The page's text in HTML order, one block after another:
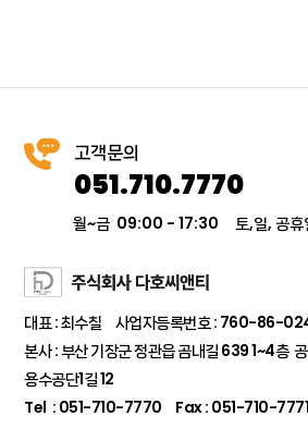
대표 : 최수칠 사업자등록번호 : 760-86-
본사 : 부산 기장군 정관읍 곰내길 639 1~4층
용수공단1길 12
Tel : 051-710-7770 Fax : 051-710-7771
고객문의
051.710.7770
월~금 09:00 - 17:30토,일, 공휴